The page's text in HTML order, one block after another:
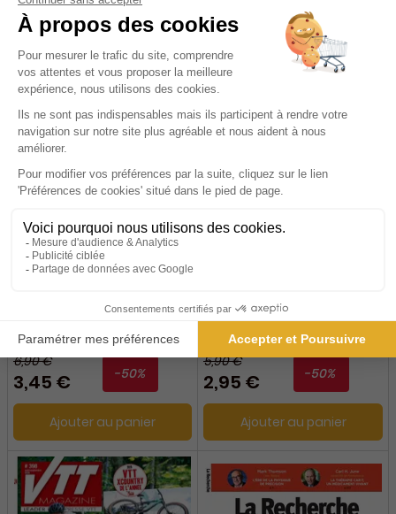
Durée libre
6,90 €
3,45 € -50%
Ajouter au panier
Durée libre
5,90 €
2,95 € -50%
Ajouter au panier